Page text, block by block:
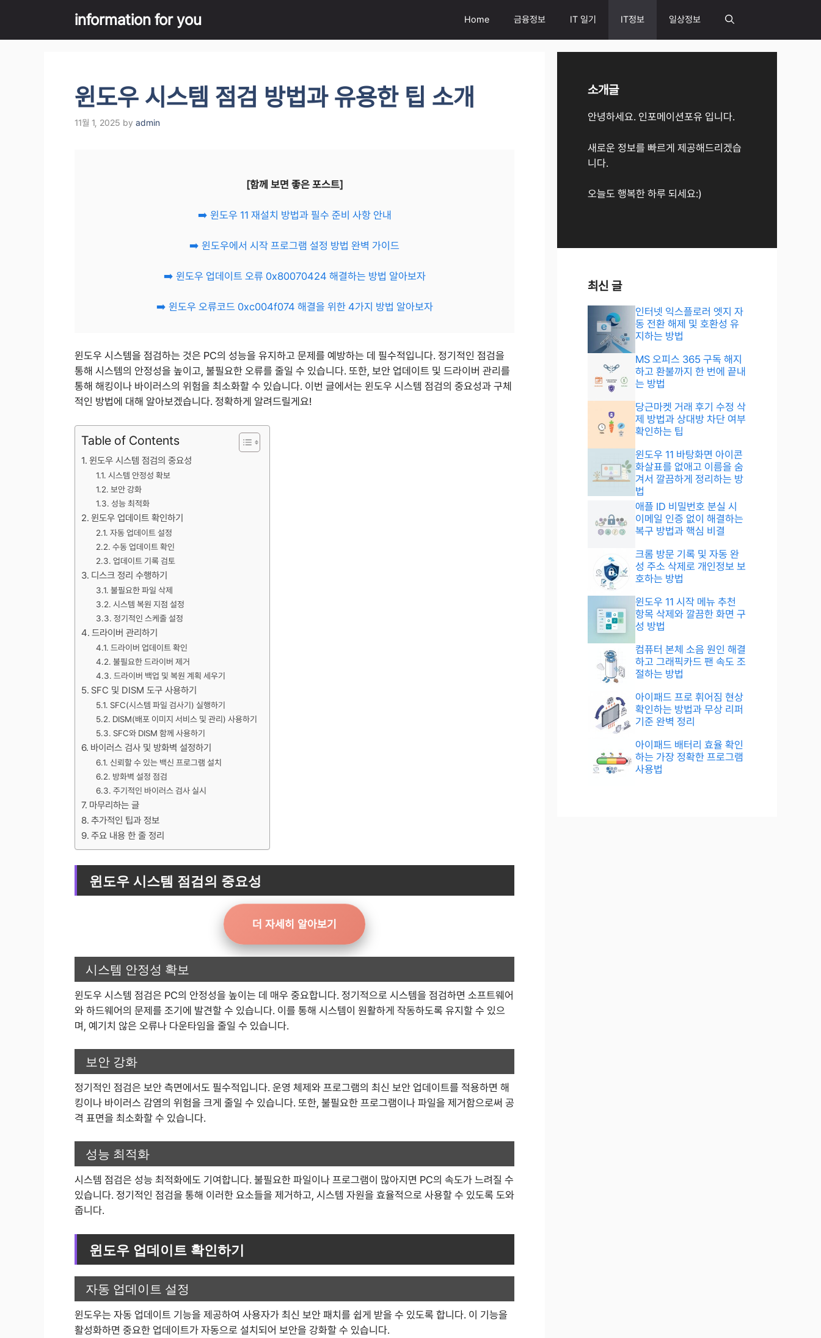
content
information for you Home 금융정보 IT 일기 IT정보 일상정보
윈도우 시스템 점검 방법과 유용한 팁 소개
11월 1, 2025 by admin
[함께 보면 좋은 포스트]
➡️ 윈도우 11 재설치 방법과 필수 준비 사항 안내
➡️ 윈도우에서 시작 프로그램 설정 방법 완벽 가이드
➡️ 윈도우 업데이트 오류 0x80070424 해결하는 방법 알아보자
➡️ 윈도우 오류코드 0xc004f074 해결을 위한 4가지 방법 알아보자
윈도우 시스템을 점검하는 것은 PC의 성능을 유지하고 문제를 예방하는 데 필수적입니다. 정기적인 점검을
통해 시스템의 안정성을 높이고, 불필요한 오류를 줄일 수 있습니다. 또한, 보안 업데이트 및 드라이버 관리를
통해 해킹이나 바이러스의 위험을 최소화할 수 있습니다. 이번 글에서는 윈도우 시스템 점검의 중요성과 구체
적인 방법에 대해 알아보겠습니다. 정확하게 알려드릴게요!
Table of Contents
윈도우 시스템 점검의 중요성
시스템 안정성 확보
보안 강화
성능 최적화
윈도우 업데이트 확인하기
자동 업데이트 설정
수동 업데이트 확인
업데이트 기록 검토
디스크 정리 수행하기
불필요한 파일 삭제
시스템 복원 지점 설정
정기적인 스케줄 설정
드라이버 관리하기
드라이버 업데이트 확인
불필요한 드라이버 제거
드라이버 백업 및 복원 계획 세우기
SFC 및 DISM 도구 사용하기
SFC(시스템 파일 검사기) 실행하기
DISM(배포 이미지 서비스 및 관리) 사용하기
SFC와 DISM 함께 사용하기
바이러스 검사 및 방화벽 설정하기
신뢰할 수 있는 백신 프로그램 설치
방화벽 설정 점검
주기적인 바이러스 검사 실시
마무리하는 글
추가적인 팁과 정보
주요 내용 한 줄 정리
윈도우 시스템 점검의 중요성
더 자세히 알아보기
시스템 안정성 확보
윈도우 시스템 점검은 PC의 안정성을 높이는 데 매우 중요합니다. 정기적으로 시스템을 점검하면 소프트웨어
와 하드웨어의 문제를 조기에 발견할 수 있습니다. 이를 통해 시스템이 원활하게 작동하도록 유지할 수 있으
며, 예기치 않은 오류나 다운타임을 줄일 수 있습니다.
보안 강화
정기적인 점검은 보안 측면에서도 필수적입니다. 운영 체제와 프로그램의 최신 보안 업데이트를 적용하면 해
킹이나 바이러스 감염의 위험을 크게 줄일 수 있습니다. 또한, 불필요한 프로그램이나 파일을 제거함으로써 공
격 표면을 최소화할 수 있습니다.
성능 최적화
시스템 점검은 성능 최적화에도 기여합니다. 불필요한 파일이나 프로그램이 많아지면 PC의 속도가 느려질 수
있습니다. 정기적인 점검을 통해 이러한 요소들을 제거하고, 시스템 자원을 효율적으로 사용할 수 있도록 도와
줍니다.
윈도우 업데이트 확인하기
자동 업데이트 설정
윈도우는 자동 업데이트 기능을 제공하여 사용자가 최신 보안 패치를 쉽게 받을 수 있도록 합니다. 이 기능을
활성화하면 중요한 업데이트가 자동으로 설치되어 보안을 강화할 수 있습니다.
소개글
안녕하세요. 인포메이션포유 입니다.
새로운 정보를 빠르게 제공해드리겠습
니다.
오늘도 행복한 하루 되세요:)
최신 글
인터넷 익스플로러 엣지 자
동 전환 해제 및 호환성 유
지하는 방법
MS 오피스 365 구독 해지
하고 환불까지 한 번에 끝내
는 방법
당근마켓 거래 후기 수정 삭
제 방법과 상대방 차단 여부
확인하는 팁
윈도우 11 바탕화면 아이콘
화살표를 없애고 이름을 숨
겨서 깔끔하게 정리하는 방
법
애플 ID 비밀번호 분실 시
이메일 인증 없이 해결하는
복구 방법과 핵심 비결
크롬 방문 기록 및 자동 완
성 주소 삭제로 개인정보 보
호하는 방법
윈도우 11 시작 메뉴 추천
항목 삭제와 깔끔한 화면 구
성 방법
컴퓨터 본체 소음 원인 해결
하고 그래픽카드 팬 속도 조
절하는 방법
아이패드 프로 휘어짐 현상
확인하는 방법과 무상 리퍼
기준 완벽 정리
아이패드 배터리 효율 확인
하는 가장 정확한 프로그램
사용법